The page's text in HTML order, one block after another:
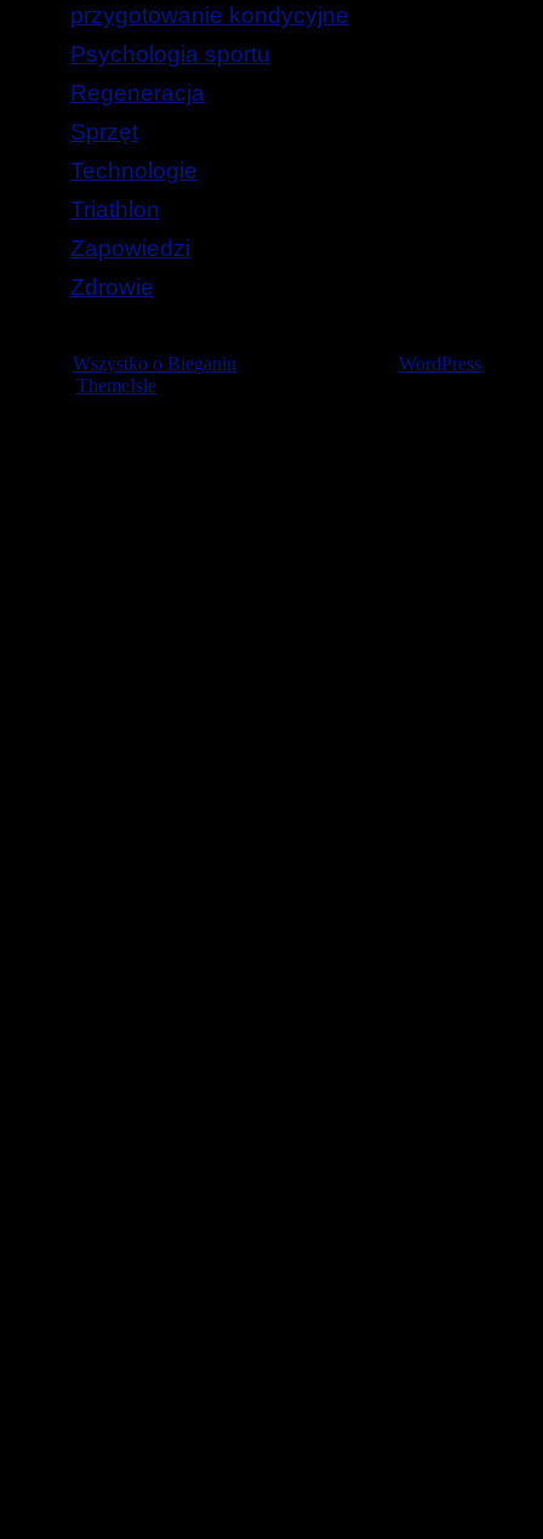
przygotowanie kondycyjne
Psychologia sportu
Regeneracja
Sprzęt
Technologie
Triathlon
Zapowiedzi
Zdrowie
Wszystko o Bieganiu
WordPress
ThemeIsle